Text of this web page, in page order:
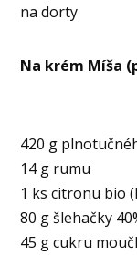
na dorty
Na krém Míša
420 g
14 g rumu
1 ks citronu bio
80 g šlehačky
45 g cukru